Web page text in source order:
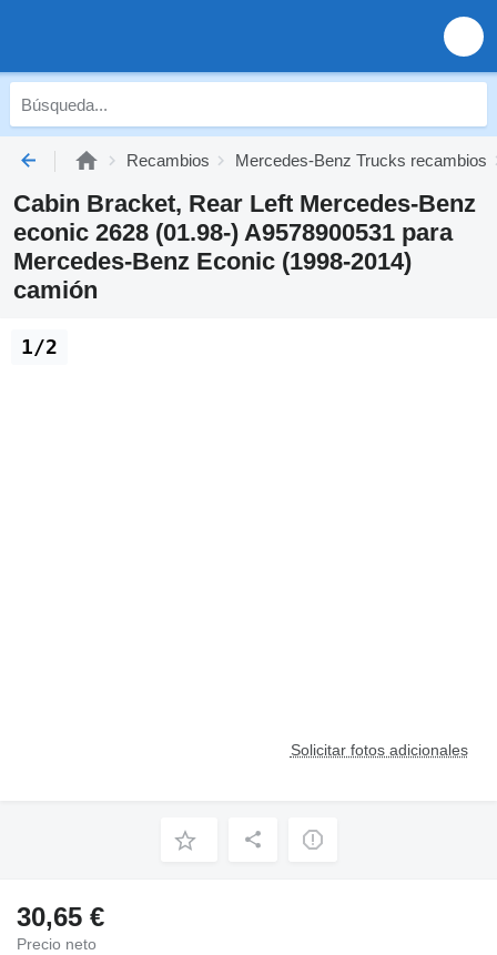
Recambios Mercedes-Benz Trucks recambios
Cabin Bracket, Rear Left Mercedes-Benz
econic 2628 (01.98-) A9578900531 para
Mercedes-Benz Econic (1998-2014)
camión
Solicitar fotos adicionales
1/2
30,65 €
Precio neto